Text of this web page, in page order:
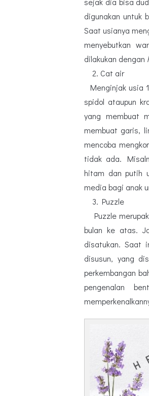
digunakan untuk
Saat usianya
menyebutkan
dilakukan dengan
2. Cat air
Menginjak usia
spidol ataupun
yang membuat
membuat garis,
mencoba
tidak ada.
hitam dan putih
media bagi anak
3. Puzzle
Puzzle
bulan ke atas.
disatukan. Saat
disusun, yang
perkembangan
pengenalan